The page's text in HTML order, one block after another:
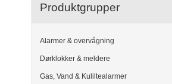
Produktgrupper
Alarmer & overvågning
Dørklokker & meldere
Gas, Vand & Kuliltealarmer